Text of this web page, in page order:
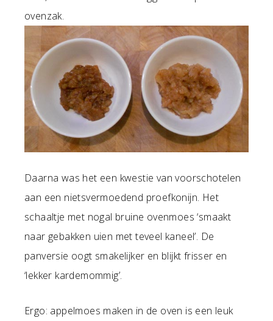
ovenzak.
Daarna was het een kwestie van voorschotelen
aan een nietsvermoedend proefkonijn. Het
schaaltje met nogal bruine ovenmoes ‘smaakt
naar gebakken uien met teveel kaneel’. De
panversie oogt smakelijker en blijkt frisser en
‘lekker kardemommig’.
Ergo: appelmoes maken in de oven is een leuk